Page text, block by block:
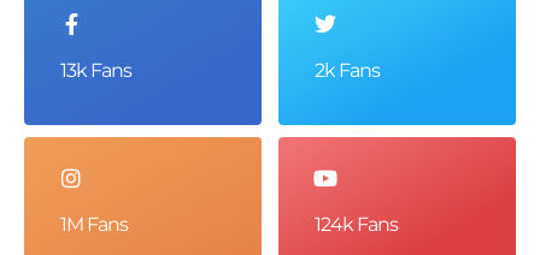
13k Fans 2k Fans
1M Fans 124k Fans